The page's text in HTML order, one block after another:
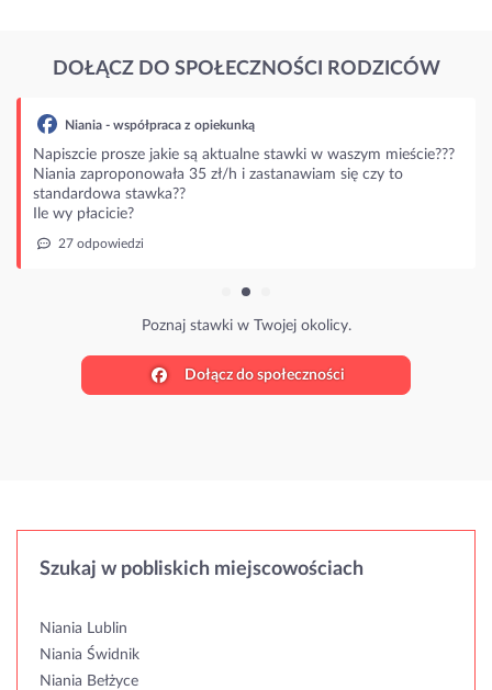
DOŁĄCZ DO SPOŁECZNOŚCI RODZICÓW
Niania - współpraca z opiekunką
Napiszcie prosze jakie są aktualne stawki w waszym mieście???
Niania zaproponowała 35 zł/h i zastanawiam się czy to
standardowa stawka??
Ile wy płacicie?
27 odpowiedzi
Poznaj stawki w Twojej okolicy.
Dołącz do społeczności
Szukaj w pobliskich miejscowościach
Niania Lublin
Niania Świdnik
Niania Bełżyce